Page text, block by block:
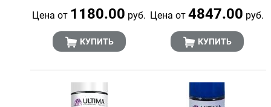
Цена от 1180.00 руб.
КУПИТЬ
Цена от4847.00 руб.
КУПИТЬ